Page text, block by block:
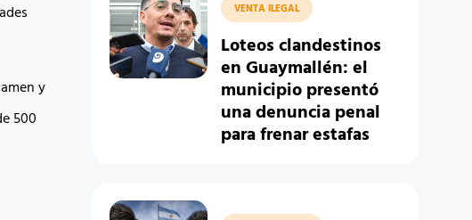
y
500
VENTA ILEGAL
Loteos clandestinos
en Guaymallén: el
municipio presentó
una denuncia penal
para frenar estafas